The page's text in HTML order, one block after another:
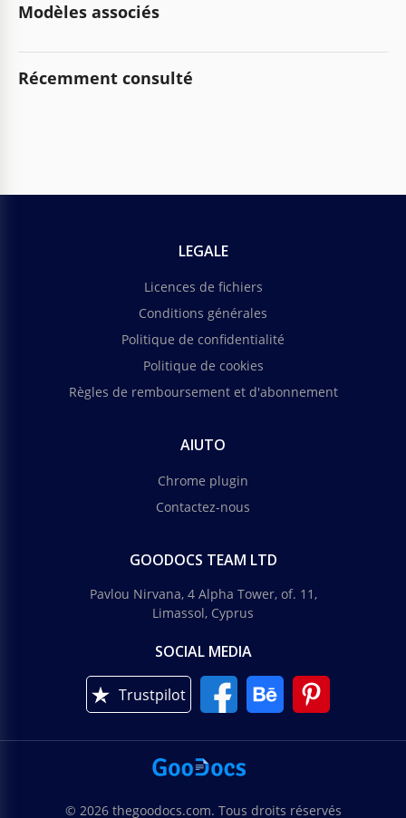
Modèles associés
Récemment consulté
LEGALE
Licences de fichiers
Conditions générales
Politique de confidentialité
Politique de cookies
Règles de remboursement et d'abonnement
AIUTO
Chrome plugin
Contactez-nous
GOODOCS TEAM LTD
Pavlou Nirvana, 4 Alpha Tower, of. 11,
Limassol, Cyprus
SOCIAL MEDIA
Trustpilot
© 2026 thegoodocs.com. Tous droits réservés